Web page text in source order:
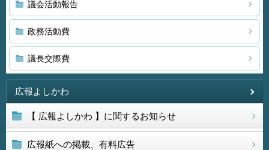
議会活動報告
政務活動費
議長交際費
広報よしかわ
【 広報よしかわ 】に関するお知らせ
広報紙への掲載、有料広告